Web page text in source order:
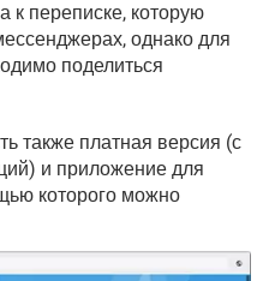
к переписке, которую
однако для
поделиться
также платная версия (с
и приложение для
которого можно